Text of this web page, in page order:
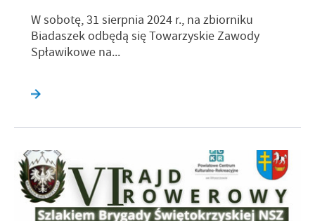
W sobotę, 31 sierpnia 2024 r., na zbiorniku
Biadaszek odbędą się Towarzyskie Zawody
Spławikowe na...